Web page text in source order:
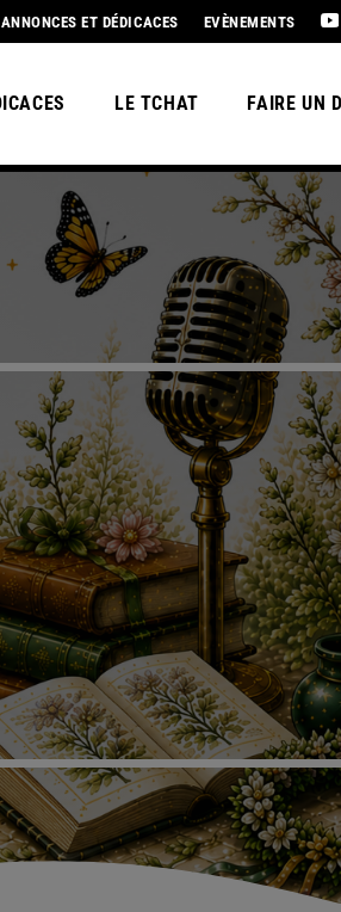
À TOUS !
ANNONCES ET DÉDICACES EVÈNEMENTS
LE TCHAT FAIRE UN